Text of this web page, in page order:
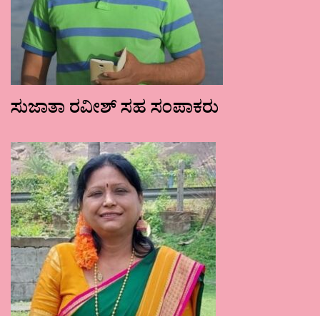
ಸುಜಾತಾ ರವೀಶ್ ಸಹ ಸಂಪಾಕರು